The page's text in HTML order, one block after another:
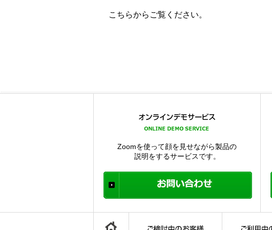
こちらからご覧ください。
Zoomを使って顔を見せながら製品の
説明をするサービスです。